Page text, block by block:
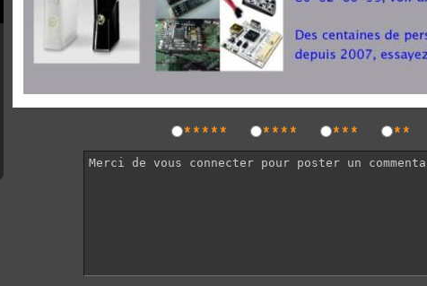
***** **** *** **